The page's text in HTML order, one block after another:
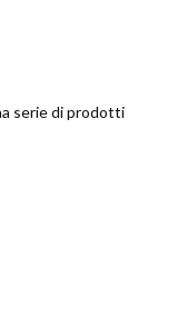
serie di prodotti